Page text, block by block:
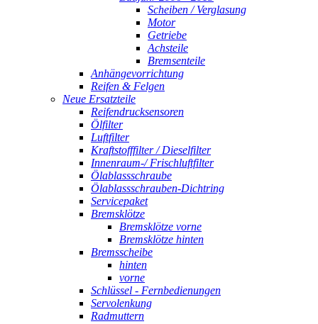
Scheiben / Verglasung
Motor
Getriebe
Achsteile
Bremsenteile
Anhängevorrichtung
Reifen & Felgen
Neue Ersatzteile
Reifendrucksensoren
Ölfilter
Luftfilter
Kraftstofffilter / Dieselfilter
Innenraum-/ Frischluftfilter
Ölablassschraube
Ölablassschrauben-Dichtring
Servicepaket
Bremsklötze
Bremsklötze vorne
Bremsklötze hinten
Bremsscheibe
hinten
vorne
Schlüssel - Fernbedienungen
Servolenkung
Radmuttern